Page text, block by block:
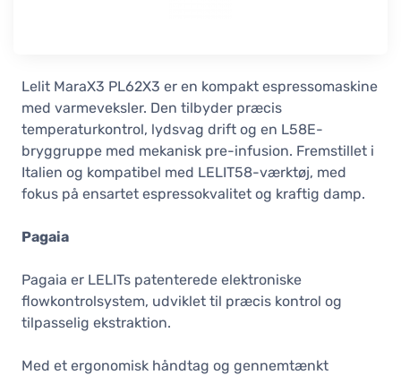
Lelit MaraX3 PL62X3 er en kompakt espressomaskine
med varmeveksler. Den tilbyder præcis
temperaturkontrol, lydsvag drift og en L58E-
bryggruppe med mekanisk pre-infusion. Fremstillet i
Italien og kompatibel med LELIT58-værktøj, med
fokus på ensartet espressokvalitet og kraftig damp.
Pagaia
Pagaia er LELITs patenterede elektroniske
flowkontrolsystem, udviklet til præcis kontrol og
tilpasselig ekstraktion.
Med et ergonomisk håndtag og gennemtænkt